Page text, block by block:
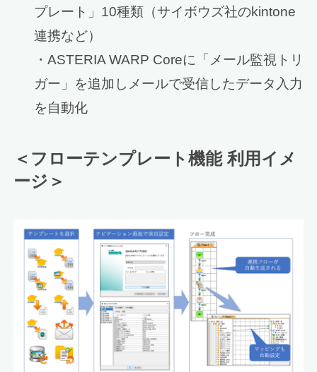
プレート」10種類（サイボウズ社のkintone
連携など）
・ASTERIA WARP Coreに「メール監視トリ
ガー」を追加しメールで受信したデータ入力
を自動化
＜フローテンプレート機能 利用イメ
ージ＞